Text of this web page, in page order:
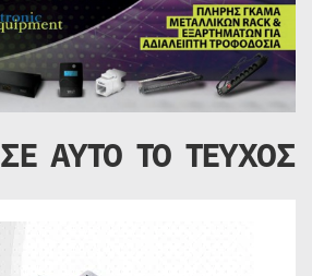
ΣΕ ΑΥΤΟ ΤΟ ΤΕΥΧΟΣ